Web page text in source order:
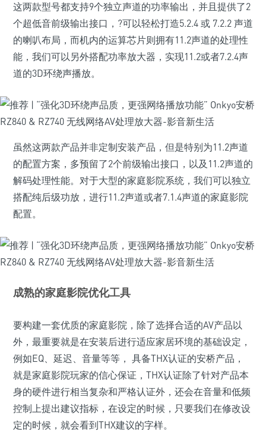
这两款型号都支持9个独立声道的功率输出，并且提供了2
个超低音前级输出接口，?可以轻松打造5.2.4 或 7.2.2 声道
的喇叭布局，而机内的运算芯片则拥有11.2声道的处理性
能，我们可以另外搭配功率放大器，实现11.2或者7.2.4声
道的3D环绕声播放。
虽然这两款产品并非定制安装产品，但是特别为11.2声道
的配置方案，多预留了2个前级输出接口，以及11.2声道的
解码处理性能。对于大型的家庭影院系统，我们可以独立
搭配纯后级功放，进行11.2声道或者7.1.4声道的家庭影院
配置。
成熟的家庭影院优化工具
要构建一套优质的家庭影院，除了选择合适的AV产品以
外，最重要就是在安装后进行适应家居环境的基础设定，
例如EQ、延迟、音量等等， 具备THX认证的安桥产品，
就是家庭影院玩家的信心保证，THX认证除了针对产品本
身的硬件进行相当复杂和严格认证外，还会在音量和低频
控制上提出建议指标，在设定的时候，只要我们在修改设
定的时候，就会看到THX建议的字样。